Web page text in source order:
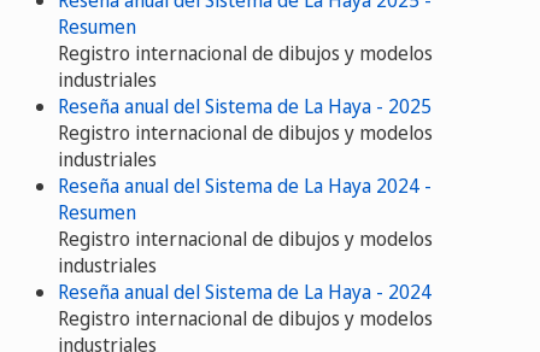
Resumen
Registro internacional de dibujos y modelos
industriales
Reseña anual del Sistema de La Haya - 2025
Registro internacional de dibujos y modelos
industriales
Reseña anual del Sistema de La Haya 2024 -
Resumen
Registro internacional de dibujos y modelos
industriales
Reseña anual del Sistema de La Haya - 2024
Registro internacional de dibujos y modelos
industriales